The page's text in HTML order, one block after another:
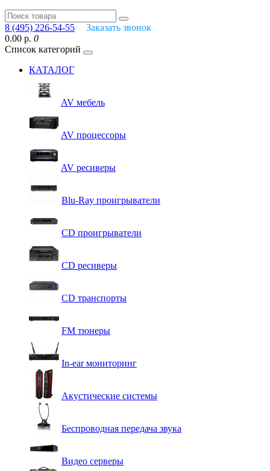
8 (495) 226-54-55
Заказать звонок
0.00 р. 0
Список категорий
КАТАЛОГ
AV мебель
AV процессоры
AV ресиверы
Blu-Ray проигрыватели
CD проигрыватели
CD ресиверы
CD транспорты
FM тюнеры
In-ear мониторинг
Акустические системы
Беспроводная передача звука
Видео серверы